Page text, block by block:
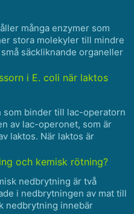
många enzymer som
stora molekyler till mindre
säckliknande organeller
proteaser, li......
i E. coli när laktos
binder till lac-operatorn
av lac-operonet, som är
laktos. När laktos är
gör att den frigörs från lac-
och kemisk rötning?
nedbrytning är två
i nedbrytningen av mat till
nedbrytning innebär